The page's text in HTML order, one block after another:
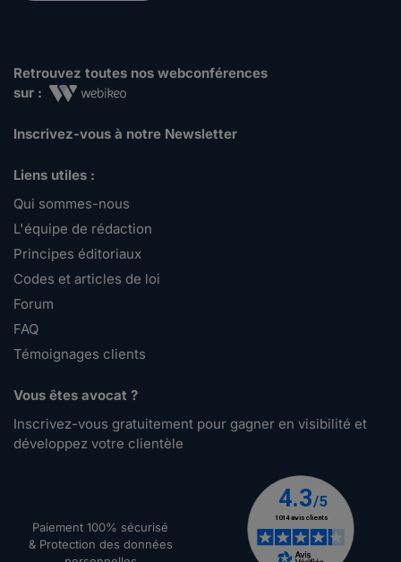
Retrouvez toutes nos webconférences
sur :
Inscrivez-vous à notre Newsletter
Liens utiles :
Qui sommes-nous
L'équipe de rédaction
Principes éditoriaux
Codes et articles de loi
Forum
FAQ
Témoignages clients
Vous êtes avocat ?
Inscrivez-vous gratuitement pour gagner en visibilité et
développez votre clientèle
Paiement 100% sécurisé
& Protection des données